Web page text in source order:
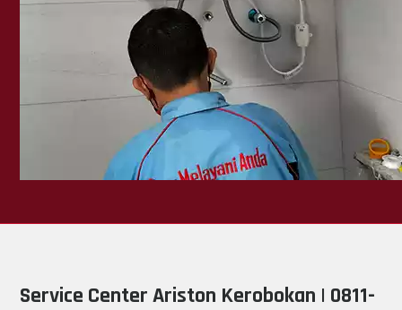
Service Center Ariston Kerobokan | 0811-